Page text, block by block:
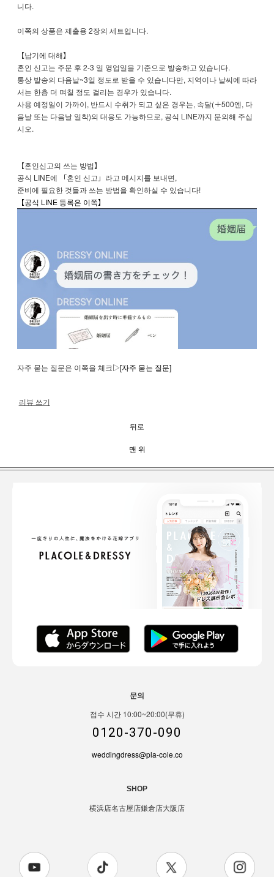
니다.
이쪽의 상품은 제출용 2장의 세트입니다.
【납기에 대해】
혼인 신고는 주문 후 2-3 일 영업일을 기준으로 발송하고 있습니다.
통상 발송의 다음날~3일 정도로 받을 수 있습니다만, 지역이나 날씨에 따라
서는 한층 더 며칠 정도 걸리는 경우가 있습니다.
사용 예정일이 가까이, 반드시 수취가 되고 싶은 경우는, 속달(＋500엔, 다
음날 또는 다음날 일착)의 대응도 가능하므로, 공식 LINE까지 문의해 주십
시오.
【혼인신고의 쓰는 방법】
공식 LINE에 「혼인 신고」라고 메시지를 보내면,
준비에 필요한 것들과 쓰는 방법을 확인하실 수 있습니다!
【공식 LINE 등록은 이쪽】
자주 묻는 질문은 이쪽을 체크▷[자주 묻는 질문]
리뷰 쓰기
뒤로
맨 위
문의
접수 시간 10:00~20:00(무휴)
0120-370-090
weddingdress@pla-cole.co
SHOP
横浜店名古屋店鎌倉店大阪店